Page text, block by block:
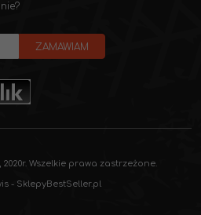
Wszelkie prawa zastrzeżone.
- SklepyBestSeller.pl